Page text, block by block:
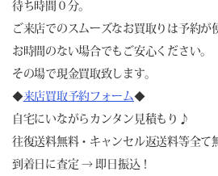
待ち時間０分。
ご来店でのスムーズなお買取りは予約が
お時間のない場合でもご安心ください。
その場で現金買取致します。
◆来店買取予約フォーム◆
自宅にいながらカンタン見積もり♪
往復送料無料・キャンセル返送料等全て
到着日に査定 → 即日振込！